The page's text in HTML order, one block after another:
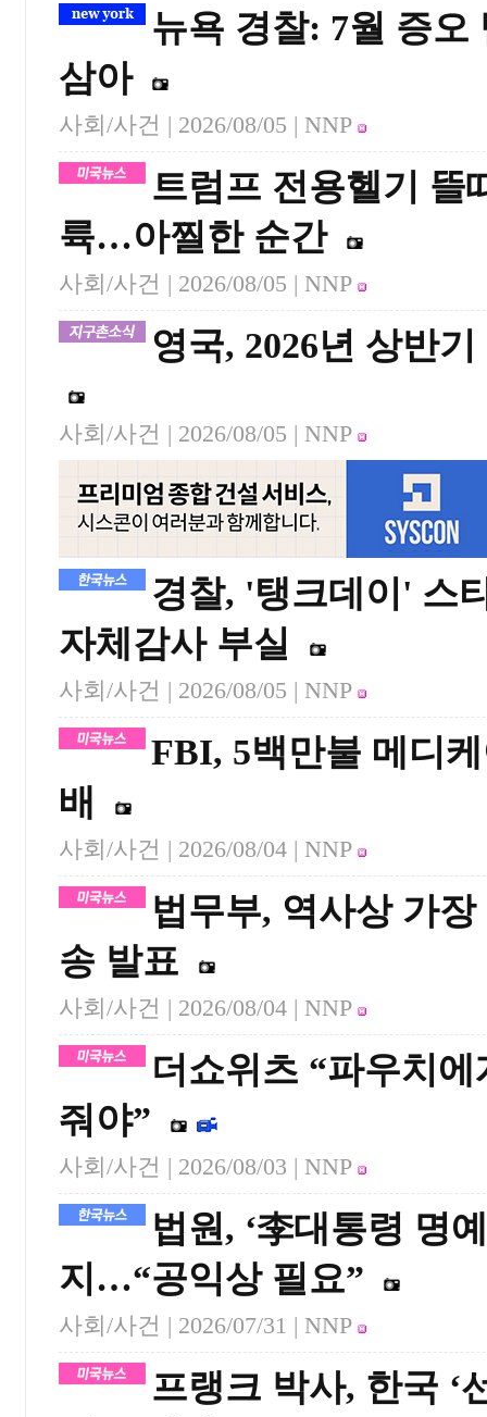
뉴욕 경찰: 7월 증오
삼아
사회/사건 | 2026/08/05 | NNP
트럼프 전용헬기 뜰
륙…아찔한 순간
사회/사건 | 2026/08/05 | NNP
영국, 2026년 상반
사회/사건 | 2026/08/05 | NNP
경찰, '탱크데이' 스
자체감사 부실
사회/사건 | 2026/08/05 | NNP
FBI, 5백만불 메디
배
사회/사건 | 2026/08/04 | NNP
법무부, 역사상 가
송 발표
사회/사건 | 2026/08/04 | NNP
더쇼위츠 “파우치
줘야”
사회/사건 | 2026/08/03 | NNP
법원, ‘李대통령 명
지…“공익상 필요”
사회/사건 | 2026/07/31 | NNP
프랭크 박사, 한국 ‘